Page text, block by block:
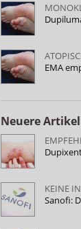
EMA
Neuere
KEINE
Sanofi: